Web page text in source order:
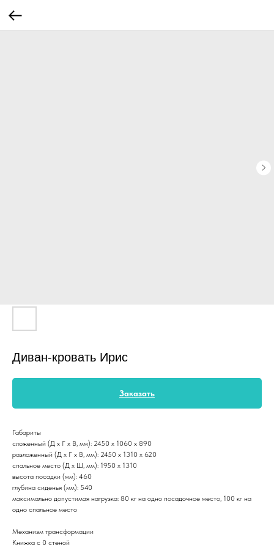
Диван-кровать Ирис
Заказать
Габариты
сложенный (Д x Г х В, мм): 2450 x 1060 x 890
разложенный (Д x Г х В, мм): 2450 x 1310 x 620
спальное место (Д x Ш, мм): 1950 x 1310
высота посадки (мм): 460
глубина сиденья (мм): 540
максимально допустимая нагрузка: 80 кг на одно посадочное место, 100 кг на
одно спальное место
Механизм трансформации
Книжка с 0 стеной